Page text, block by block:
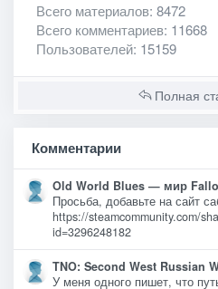
Всего материалов: 8472
Всего комментариев: 11668
Пользователей: 15159
Полная
Комментарии
Old World Blues — мир
Просьба, добавьте на сайт
https://steamcommunity.com/
id=3296248182
TNO: Second West Russian
У меня одного пишет, что